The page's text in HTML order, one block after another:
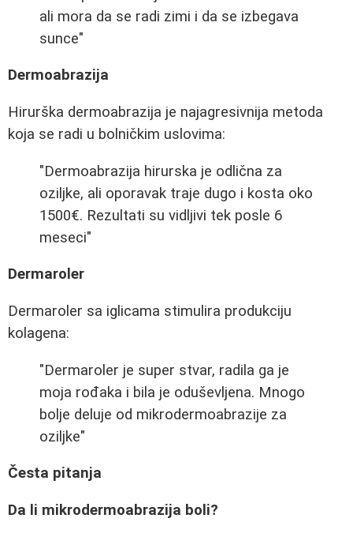
ali mora da se radi zimi i da se izbegava
sunce"
Dermoabrazija
Hirurška dermoabrazija je najagresivnija metoda
koja se radi u bolničkim uslovima:
"Dermoabrazija hirurska je odlična za
oziljke, ali oporavak traje dugo i kosta oko
1500€. Rezultati su vidljivi tek posle 6
meseci"
Dermaroler
Dermaroler sa iglicama stimulira produkciju
kolagena:
"Dermaroler je super stvar, radila ga je
moja rođaka i bila je oduševljena. Mnogo
bolje deluje od mikrodermoabrazije za
oziljke"
Česta pitanja
Da li mikrodermoabrazija boli?